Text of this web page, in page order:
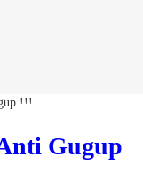
!!!
Gugup